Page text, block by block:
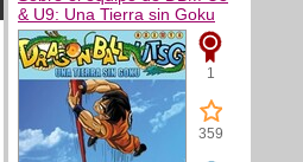
& U9: Una Tierra sin Goku
1
359